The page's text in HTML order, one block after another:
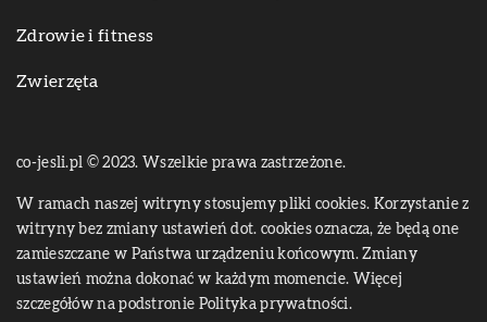
Zdrowie i fitness
Zwierzęta
co-jesli.pl © 2023. Wszelkie prawa zastrzeżone.
W ramach naszej witryny stosujemy pliki cookies. Korzystanie z
witryny bez zmiany ustawień dot. cookies oznacza, że będą one
zamieszczane w Państwa urządzeniu końcowym. Zmiany
ustawień można dokonać w każdym momencie. Więcej
szczegółów na podstronie Polityka prywatności.